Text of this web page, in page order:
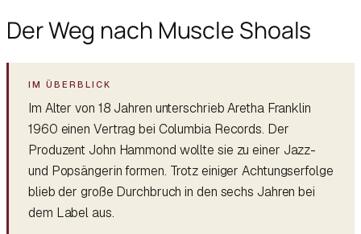
Der Weg nach Muscle Shoals
Im Alter von 18 Jahren unterschrieb Aretha Franklin
1960 einen Vertrag bei Columbia Records. Der
Produzent John Hammond wollte sie zu einer Jazz-
und Popsängerin formen. Trotz einiger Achtungserfolge
blieb der große Durchbruch in den sechs Jahren bei
dem Label aus.